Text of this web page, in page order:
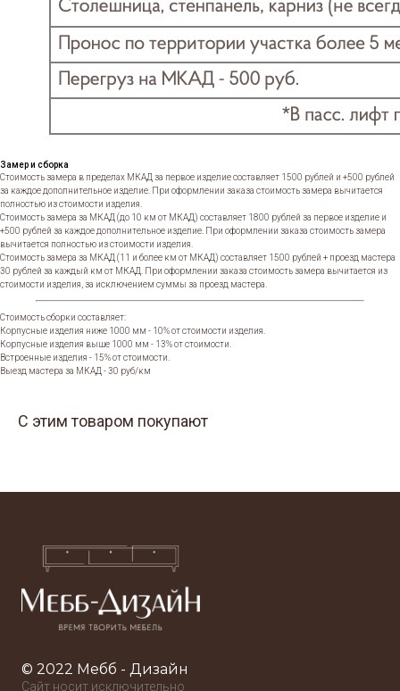
Замер и сборка
Стоимость замера в пределах МКАД за первое изделие составляет 1500 рублей и +500 рублей
за каждое дополнительное изделие. При оформлении заказа стоимость замера вычитается
полностью из стоимости изделия.
Стоимость замера за МКАД (до 10 км от МКАД) составляет 1800 рублей за первое изделие и
+500 рублей за каждое дополнительное изделие. При оформлении заказа стоимость замера
вычитается полностью из стоимости изделия.
Стоимость замера за МКАД (11 и более км от МКАД) составляет 1500 рублей + проезд мастера
30 рублей за каждый км от МКАД. При оформлении заказа стоимость замера вычитается из
стоимости изделия, за исключением суммы за проезд мастера.
Стоимость сборки составляет:
Корпусные изделия ниже 1000 мм - 10% от стоимости изделия.
Корпусные изделия выше 1000 мм - 13% от стоимости.
Встроенные изделия - 15% от стоимости.
Выезд мастера за МКАД - 30 руб/км
С этим товаром покупают
© 2022 Мебб - Дизайн
Сайт носит исключительно